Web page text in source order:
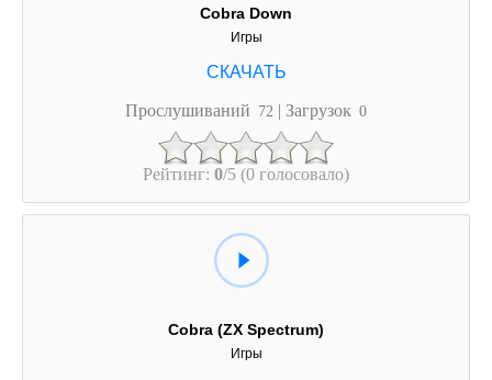
Cobra Down
Игры
Прослушиваний 72 | Загрузок 0
Рейтинг: 0/5 (0 голосовало)
Cobra (ZX Spectrum)
Игры